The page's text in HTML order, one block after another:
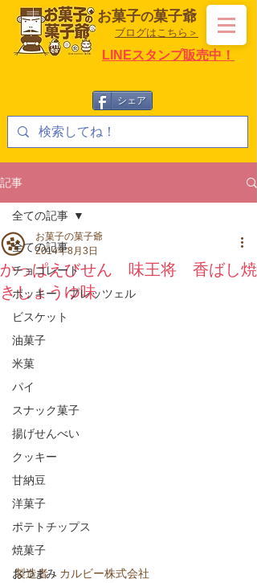
お菓子の菓子爺
ブログはこちら＞
シェア
LINEスタンプ販売中！
記事
全ての記事
チョコレート
ポッキー プレッツェル
ビスケット
油菓子
米菓
パイ
スナック菓子
揚げせんべい
クッキー
甘納豆
洋菓子
ポテトチップス
焼菓子
おつまみ
全ての記事
かっぱえびせん 味王将 香ばし焼
きしょうゆ味
お菓子の菓子爺
2014年8月3日
製造者：カルビー株式会社